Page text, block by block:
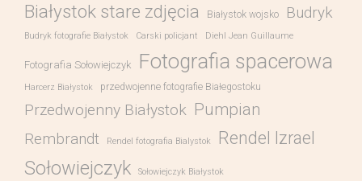
Białystok stare zdjęcia Białystok wojsko Budryk
Budryk fotografie Białystok Carski policjant Diehl Jean Guillaume
Fotografia Sołowiejczyk Fotografia spacerowa
Harcerz Białystok przedwojenne fotografie Białegostoku
Przedwojenny Białystok Pumpian
Rembrandt Rendel fotografia Bialystok Rendel Izrael
Sołowiejczyk Sołowiejczyk Białystok